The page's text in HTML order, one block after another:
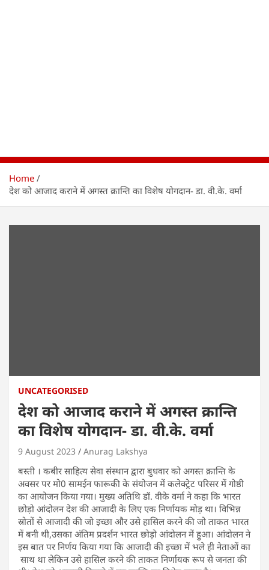
Home
देश को आजाद कराने में अगस्त क्रान्ति का विशेष योगदान- डा. वी.के. वर्मा
UNCATEGORISED
देश को आजाद कराने में अगस्त क्रान्ति
का विशेष योगदान- डा. वी.के. वर्मा
9 August 2023 Anurag Lakshya
बस्ती । कबीर साहित्य सेवा संस्थान द्वारा बुधवार को अगस्त क्रान्ति के
अवसर पर मो0 सामईन फारूकी के संयोजन में कलेक्ट्रेट परिसर में गोष्ठी
का आयोजन किया गया। मुख्य अतिथि डॉ. वीके वर्मा ने कहा कि भारत
छोड़ो आंदोलन देश की आजादी के लिए एक निर्णायक मोड़ था। विभिन्न
स्रोतों से आजादी की जो इच्छा और उसे हासिल करने की जो ताकत भारत
में बनी थी,उसका अंतिम प्रदर्शन भारत छोड़ो आंदोलन में हुआ। आंदोलन ने
इस बात पर निर्णय किया गया कि आजादी की इच्छा में भले ही नेताओं का
साथ था लेकिन उसे हासिल करने की ताकत निर्णायक रूप से जनता की